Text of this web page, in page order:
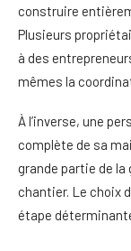
construire
Plusieurs
à des
mêmes la
À l’inverse, une
complète de sa
grande partie de
chantier. Le choix
étape